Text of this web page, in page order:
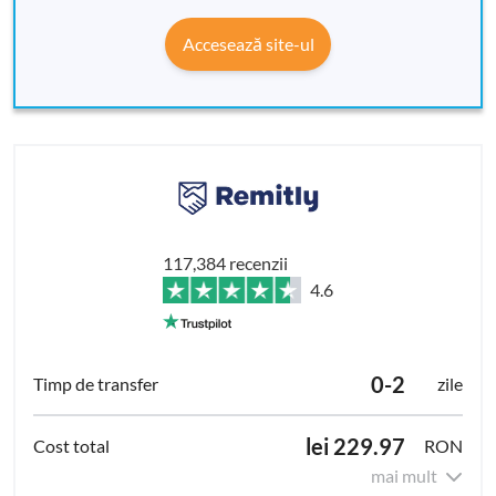
Accesează site-ul
117,384 recenzii
4.6
0-2 zile
lei 229.97
RON
mai mult